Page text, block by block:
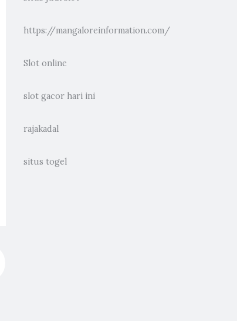
https://mangaloreinformation.com/
Slot online
slot gacor hari ini
rajakadal
situs togel